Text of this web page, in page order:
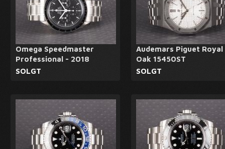
Omega Speedmaster
Professional - 2018
SOLGT
Audemars Piguet Royal
Oak 15450ST
SOLGT